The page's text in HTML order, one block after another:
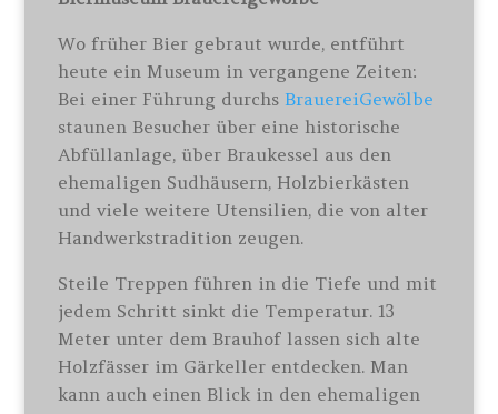
Wo früher Bier gebraut wurde, entführt
heute ein Museum in vergangene Zeiten:
Bei einer Führung durchsBrauereiGewölbe
staunen Besucher über eine historische
Abfüllanlage, über Braukessel aus den
ehemaligen Sudhäusern, Holzbierkästen
und viele weitere Utensilien, die von alter
Handwerkstradition zeugen.
Steile Treppen führen in die Tiefe und mit
jedem Schritt sinkt die Temperatur. 13
Meter unter dem Brauhof lassen sich alte
Holzfässer im Gärkeller entdecken. Man
kann auch einen Blick in den ehemaligen